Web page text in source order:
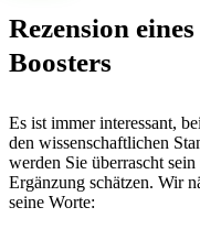
Rezension
Boosters
Es ist immer interessant,
den wissenschaftlichen
werden Sie überrascht
Ergänzung schätzen. Wir
seine Worte: